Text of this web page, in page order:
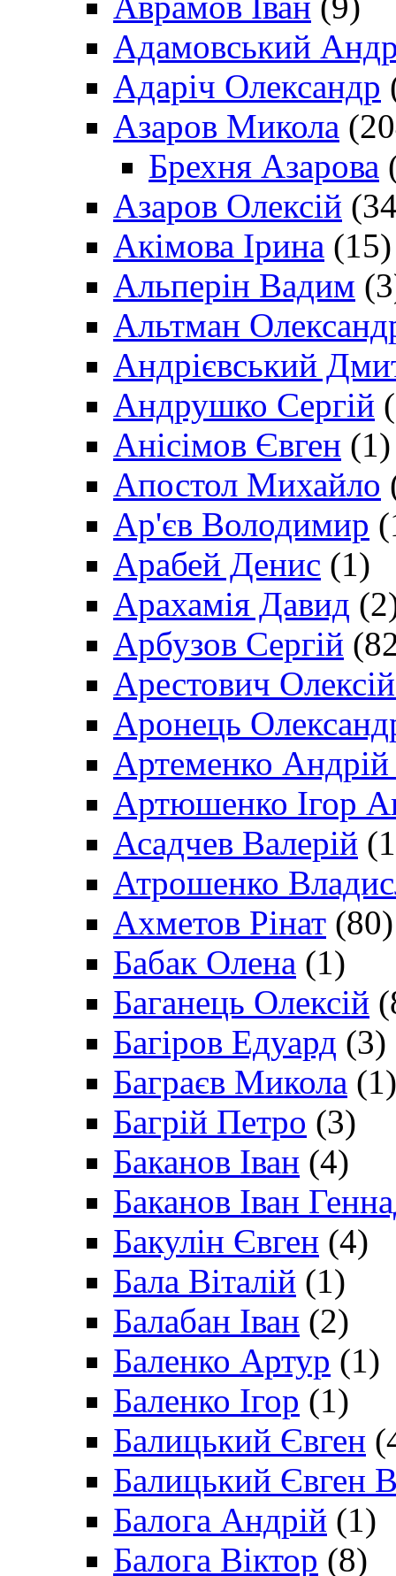
Адамовський
Адаріч Олександр
Азаров Микола
Брехня Азарова
Азаров Олексій
Акімова Ірина (15)
Альперін Вадим
Альтман
Андрієвський
Андрушко Сергій
Анісімов Євген (1)
Апостол Михайло
Ар'єв Володимир
Арабей Денис (1)
Арахамія Давид
Арбузов Сергій
Арестович
Аронець
Артеменко Андрій
Артюшенко Ігор
Асадчев Валерій
Атрошенко
Ахметов Рінат (80)
Бабак Олена (1)
Баганець Олексій
Багіров Едуард (3)
Баграєв Микола (1)
Багрій Петро (3)
Баканов Іван (4)
Баканов Іван
Бакулін Євген (4)
Бала Віталій (1)
Балабан Іван (2)
Баленко Артур (1)
Баленко Ігор (1)
Балицький Євген
Балицький Євген
Балога Андрій (1)
Балога Віктор (8)